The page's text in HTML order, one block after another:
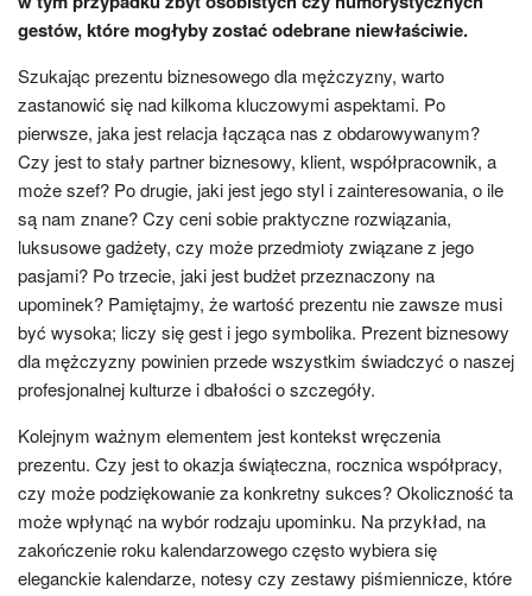
gestów, które mogłyby zostać odebrane niewłaściwie.
Szukając prezentu biznesowego dla mężczyzny, warto
zastanowić się nad kilkoma kluczowymi aspektami. Po
pierwsze, jaka jest relacja łącząca nas z obdarowywanym?
Czy jest to stały partner biznesowy, klient, współpracownik, a
może szef? Po drugie, jaki jest jego styl i zainteresowania, o ile
są nam znane? Czy ceni sobie praktyczne rozwiązania,
luksusowe gadżety, czy może przedmioty związane z jego
pasjami? Po trzecie, jaki jest budżet przeznaczony na
upominek? Pamiętajmy, że wartość prezentu nie zawsze musi
być wysoka; liczy się gest i jego symbolika. Prezent biznesowy
dla mężczyzny powinien przede wszystkim świadczyć o naszej
profesjonalnej kulturze i dbałości o szczegóły.
Kolejnym ważnym elementem jest kontekst wręczenia
prezentu. Czy jest to okazja świąteczna, rocznica współpracy,
czy może podziękowanie za konkretny sukces? Okoliczność ta
może wpłynąć na wybór rodzaju upominku. Na przykład, na
zakończenie roku kalendarzowego często wybiera się
eleganckie kalendarze, notesy czy zestawy piśmiennicze, które